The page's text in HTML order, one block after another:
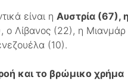
είναι η Αυστρία (67),
ο Λίβανος (22), η
(10).
και το βρώμικο χρήμα